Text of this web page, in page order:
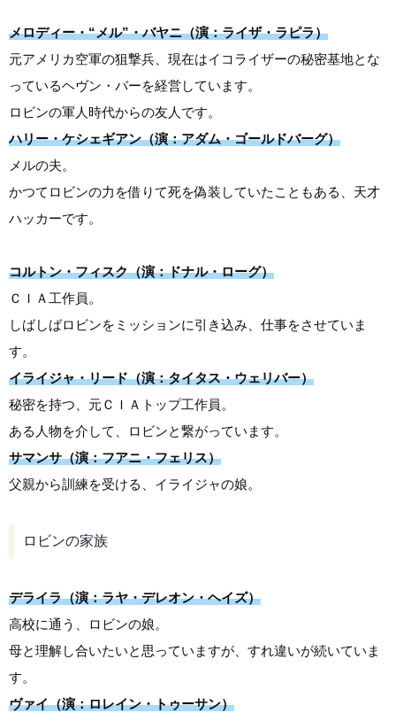
メロディー・“メル”・バヤニ（演：ライザ・ラピラ）
元アメリカ空軍の狙撃兵、現在はイコライザーの秘密基地とな
っているヘヴン・バーを経営しています。
ロビンの軍人時代からの友人です。
ハリー・ケシェギアン（演：アダム・ゴールドバーグ）
メルの夫。
かつてロビンの力を借りて死を偽装していたこともある、天才
ハッカーです。
コルトン・フィスク（演：ドナル・ローグ）
ＣＩＡ工作員。
しばしばロビンをミッションに引き込み、仕事をさせていま
す。
イライジャ・リード（演：タイタス・ウェリバー）
秘密を持つ、元ＣＩＡトップ工作員。
ある人物を介して、ロビンと繋がっています。
サマンサ（演：フアニ・フェリス）
父親から訓練を受ける、イライジャの娘。
ロビンの家族
デライラ（演：ラヤ・デレオン・ヘイズ）
高校に通う、ロビンの娘。
母と理解し合いたいと思っていますが、すれ違いが続いていま
す。
ヴァイ（演：ロレイン・トゥーサン）